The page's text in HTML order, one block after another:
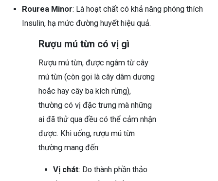
Rourea Minor: Là hoạt chất có khả năng phóng thích
Insulin, hạ mức đường huyết hiệu quả.
Rượu mú từn có vị gì
Rượu mú từn, được ngâm từ cây
mú từn (còn gọi là cây dâm dương
hoắc hay cây ba kích rừng),
thường có vị đặc trưng mà những
ai đã thử qua đều có thể cảm nhận
được. Khi uống, rượu mú từn
thường mang đến:
Vị chát: Do thành phần thảo